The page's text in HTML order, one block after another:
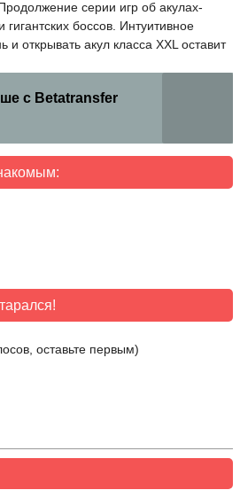
серии игр об акулах-
боссов. Интуитивное
открывать акул класса XXL оставит
с Betatransfer
оставьте первым)